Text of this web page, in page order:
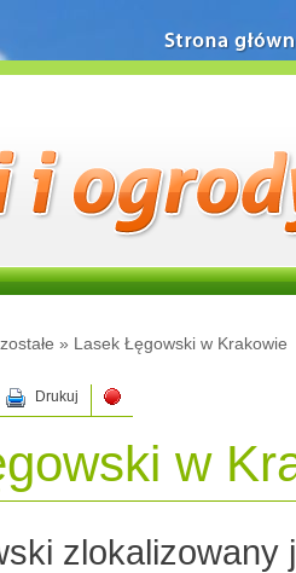
» Lasek Łęgowski w Krakowie
Drukuj
w
zlokalizowany
Strona główna